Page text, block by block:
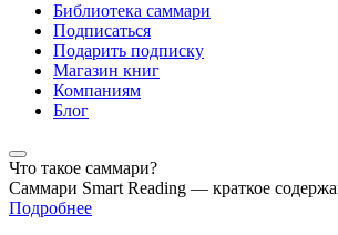
Библиотека саммари
Подписаться
Подарить подписку
Магазин книг
Компаниям
Блог
Что такое саммари?
Саммари Smart Reading — краткое
Подробнее